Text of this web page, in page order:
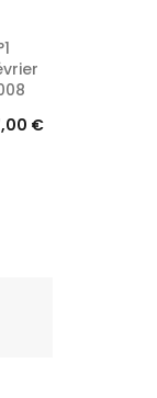
€